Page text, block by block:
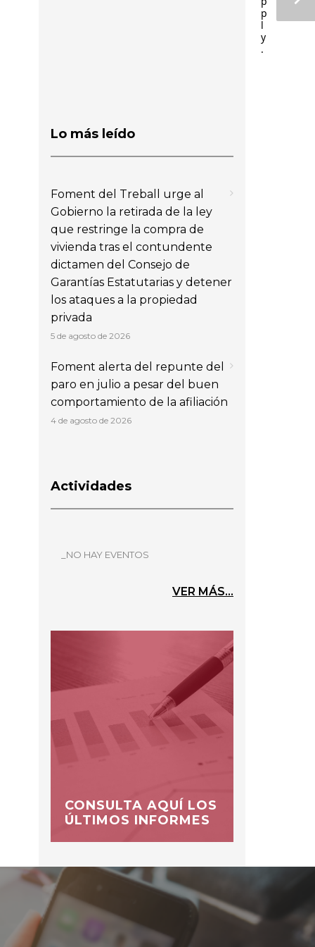
p
l
y
.
Lo más leído
Foment del Treball urge al
Gobierno la retirada de la ley
que restringe la compra de
vivienda tras el contundente
dictamen del Consejo de
Garantías Estatutarias y detener
los ataques a la propiedad
privada
5 de agosto de 2026
Foment alerta del repunte del
paro en julio a pesar del buen
comportamiento de la afiliación
4 de agosto de 2026
Actividades
_NO HAY EVENTOS
VER MÁS...
CONSULTA AQUÍ LOS
ÚLTIMOS INFORMES